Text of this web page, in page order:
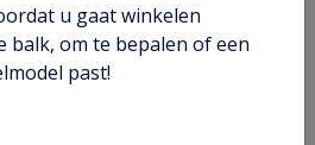
u gaat winkelen
balk, om te bepalen of een
past!